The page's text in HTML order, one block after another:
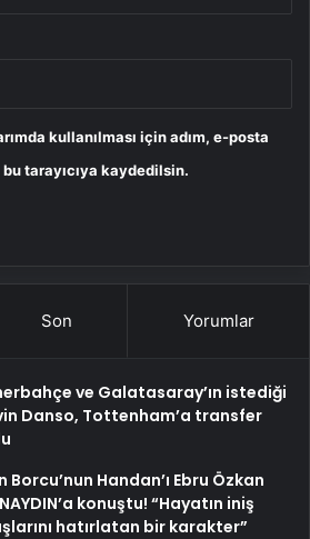
kullanılması için adım, e-posta
tarayıcıya kaydedilsin.
Son Yorumlar
ve Galatasaray’ın istediği
Danso, Tottenham’a transfer
Borcu’nun Handan’ı Ebru Özkan
konuştu! “Hayatın iniş
hatırlatan bir karakter”